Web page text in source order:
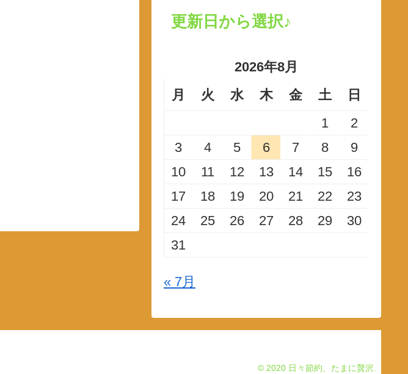
更新日から選択♪
2026年8月
月
火 水 木 金 土
日
1
2
3
4 5 6 7 8
9
10
11 12 13 14 15
16
17
18 19 20 21 22
23
24
25 26 27 28 29
30
31
« 7月
© 2020 日々節約、たまに贅沢.